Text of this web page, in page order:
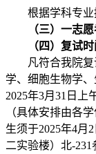
根据学科专业拟
（三）一志愿
（四）复试时
凡符合我院复
学、细胞生物学
2025年3月31日上
（具体安排由各
生须于2025年4月
二实验楼）北-231